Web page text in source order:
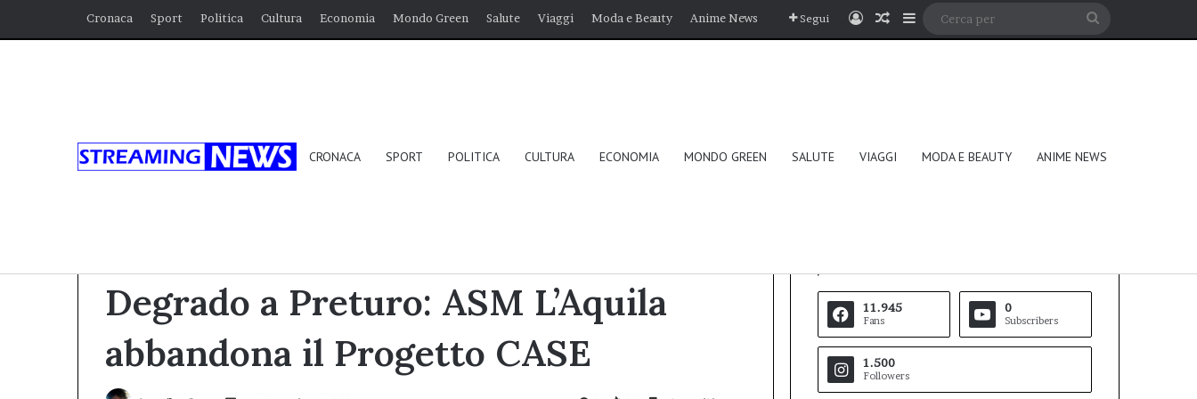
Cronaca Sport Politica Cultura Economia Mondo Green Salute Viaggi Moda e Beauty Anime News Segui AccediUn articolo a caso
Barra laterale
CRONACA SPORT POLITICA CULTURA ECONOMIA MONDO GREEN SALUTE VIAGGI MODA E BEAUTY ANIME NEWS
Degrado a Preturo: ASM L’Aquila
abbandona il Progetto CASE
11.945
Fans
0
Subscribers
1.500
Followers